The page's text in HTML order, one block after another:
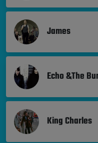
James
Echo &The
King Charles